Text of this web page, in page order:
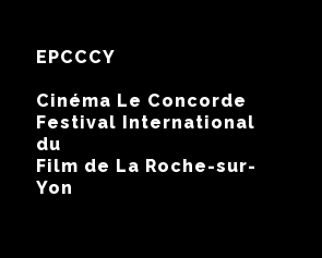
EPCCCY
Cinéma Le Concorde
Festival International
du
Film de La Roche-sur-
Yon